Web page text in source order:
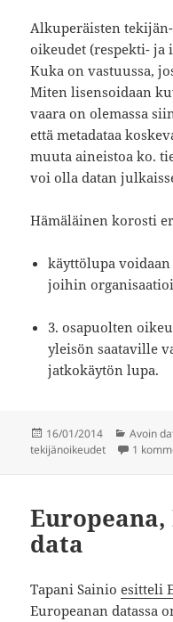
Alkuperäisten
oikeudet (respekti- ja
Kuka on vastuussa,
Miten lisensoidaan
vaara on olemassa
että metadataa
muuta aineistoa ko.
voi olla datan
Hämäläinen korosti
käyttölupa
joihin
3. osapuolten
yleisön saataville
jatkokäytön lupa.
Julkaistu
16/01/2014 Avoin
tekijänoikeudet
1
data
Tapani Sainioesitteli
Europeanan datassa